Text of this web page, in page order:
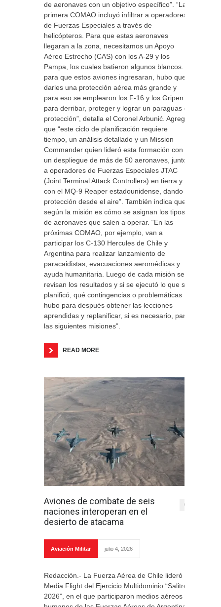
de aeronaves con un objetivo específico”. “La
primera COMAO incluyó infiltrar a operadores
de Fuerzas Especiales a través de
helicópteros. Para que estas aeronaves
llegaran a la zona, necesitamos un Apoyo
Aéreo Estrecho (CAS) con los A-29 y los
Pampa, los cuales batieron algunos blancos. Y
para que estos aviones ingresaran, hubo que
darles una protección aérea más grande y
para eso se emplearon los F-16 y los Gripen
para derribar, proteger y lograr un paraguas de
protección”, detalla el Coronel Arbunić. Agrega
que “este ciclo de planificación requiere
tiempo, un análisis detallado y un Mission
Commander quien lideró esta formación con
un despliegue de más de 50 aeronaves, junto
a operadores de Fuerzas Especiales JTAC
(Joint Terminal Attack Controllers) en tierra y
con el MQ-9 Reaper estadounidense, dando
protección desde el aire”. También indica que
según la misión es cómo se asignan los tipos
de aeronaves que salen a operar. “En las
próximas COMAO, por ejemplo, van a
participar los C-130 Hercules de Chile y
Argentina para realizar lanzamiento de
paracaidistas, evacuaciones aeromédicas y
ayuda humanitaria. Luego de cada misión se
revisan los resultados y si se ejecutó lo que se
planificó, qué contingencias o problemáticas
hubo para después obtener las lecciones
aprendidas y replanificar, si es necesario, para
las siguientes misiones”.
READ MORE
Aviones de combate de seis
naciones interoperan en el
desierto de atacama
0
Aviación Militar julio 4, 2026
Redacción.- La Fuerza Aérea de Chile lideró el
Media Flight del Ejercicio Multidominio “Salitre
2026”, en el que participaron medios aéreos y